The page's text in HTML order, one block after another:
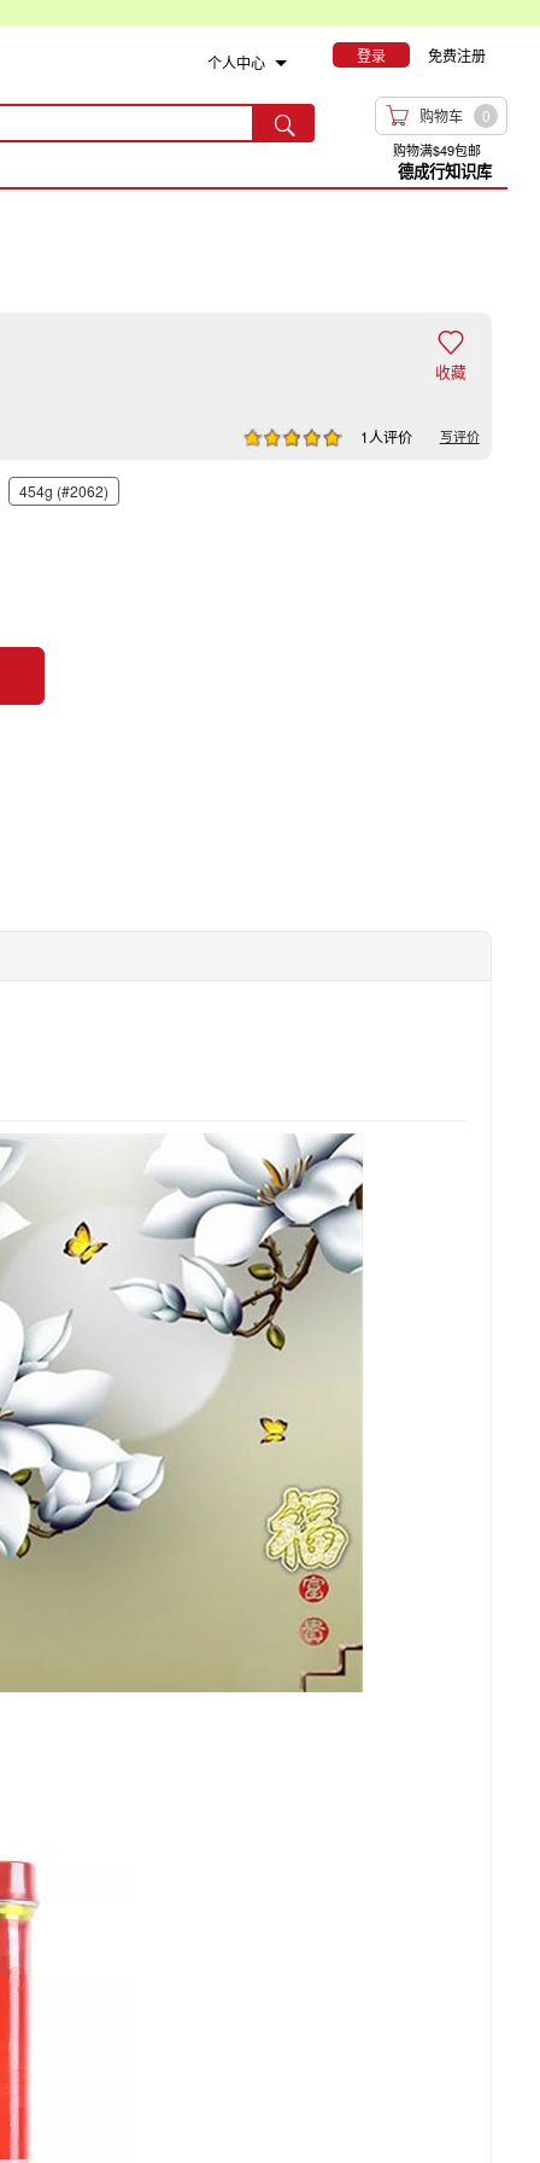
个人中心 登录 免费注册
  购物车 0
购物满$49包邮
德成行知识库
1人评价 写评价

收藏
454g (#2062)